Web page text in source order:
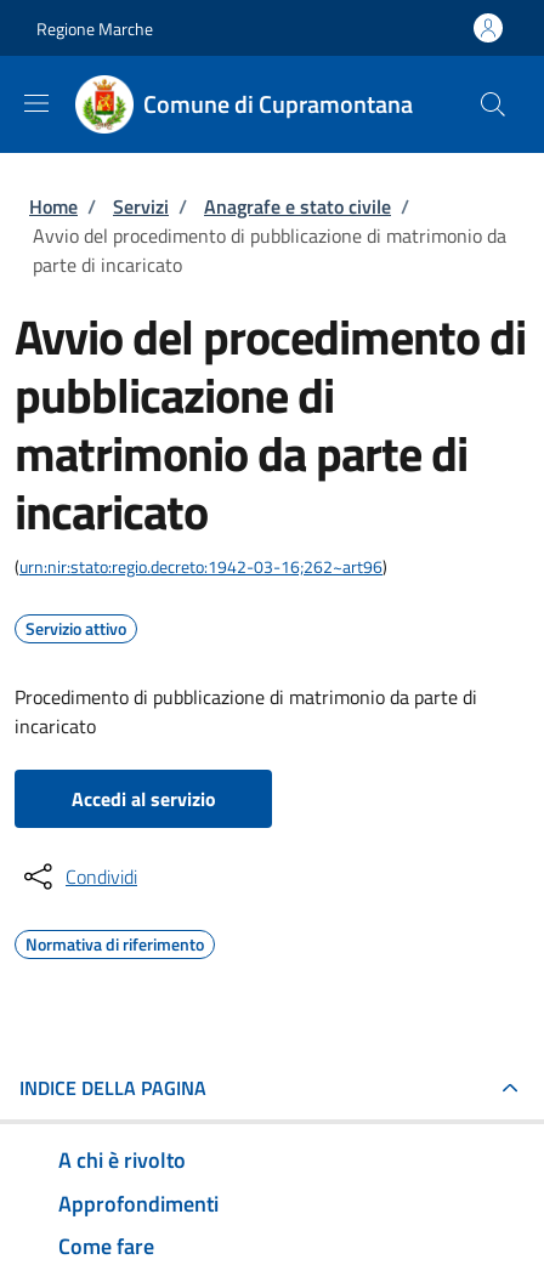
Regione Marche
Comune di Cupramontana
Briciole di pane
Home / Servizi / Anagrafe e stato civile /
Avvio del procedimento di pubblicazione di matrimonio da
parte di incaricato
Avvio del procedimento di
pubblicazione di
matrimonio da parte di
incaricato
(urn:nir:stato:regio.decreto:1942-03-16;262~art96)
Servizio attivo
Procedimento di pubblicazione di matrimonio da parte di
incaricato
Accedi al servizio
Condividi
Normativa di riferimento
INDICE DELLA PAGINA
A chi è rivolto
Approfondimenti
Come fare